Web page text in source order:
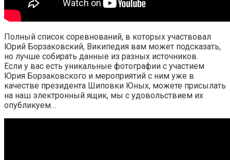
Полный список соревнований, в которых участвовал
Юрий Борзаковский, Википедия вам может подсказать,
но лучше собирать данные из разных источников.
Если у вас есть уникальные фотографии с участием
Юрия Борзаковского и мероприятий с ним уже в
качестве президента Шиповки Юных, можете присылать
на наш электронный ящик, мы с удовольствием их
опубликуем…